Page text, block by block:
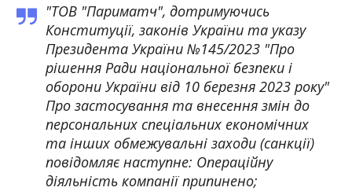
"ТОВ "Париматч", дотримуючись
Конституції, законів України та указу
Президента України №145/2023 "Про
рішення Ради національної безпеки і
оборони України від 10 березня 2023 року"
Про застосування та внесення змін до
персональних спеціальних економічних
та інших обмежувальні заходи (санкції)
повідомляє наступне: Операційну
діяльність компанії припинено;